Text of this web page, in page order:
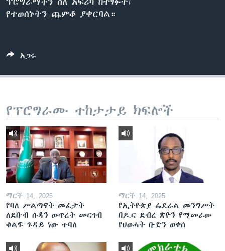
ፕሮግራማችን ስለ አፍሪካ ከተፃፉት፣
የተወሰኑትን ጨምቆ ያቀርባል።
አጋሩ
የፕሮግራሙ ተከታታይ ክፍሎች
ማርች 14, 2025
የባለ ሥልጣናት መፈታት
ለደቡብ ሱዳን ውጥረት መርገብ
ቁልፍ ጉዳይ ነው ተባለ
ማርች 14, 2025
የኢትዮጵያ ፌደራል መንግሥት
በዶ.ር ደብረ ጽዮን የሚመራው
የህወሓት ቡድን ወቀሰ